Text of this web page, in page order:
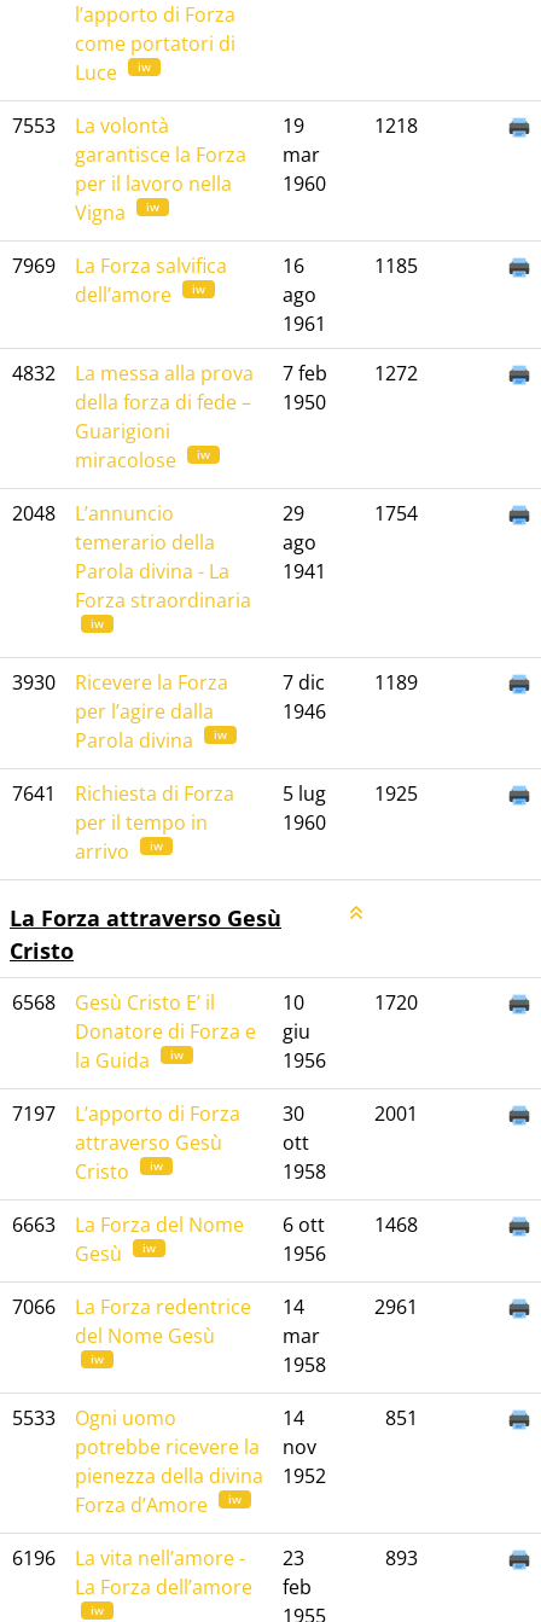
l’apporto di Forza
come portatori di
Luce
iw
7553
La volontà
garantisce la Forza
per il lavoro nella
Vigna
iw
19
mar
1960
1218
7969
La Forza salvifica
dell’amore
iw
16
ago
1961
1185
4832
La messa alla prova
della forza di fede –
Guarigioni
miracolose
iw
7 feb
1950
1272
2048
L’annuncio
temerario della
Parola divina - La
Forza straordinaria
iw
29
ago
1941
1754
3930
Ricevere la Forza
per l’agire dalla
Parola divina
iw
7 dic
1946
1189
7641
Richiesta di Forza
per il tempo in
arrivo
iw
5 lug
1960
1925
La Forza attraverso Gesù
Cristo
6568
Gesù Cristo E’ il
Donatore di Forza e
la Guida
iw
10
giu
1956
1720
7197
L’apporto di Forza
attraverso Gesù
Cristo
iw
30
ott
1958
2001
6663
La Forza del Nome
Gesù
iw
6 ott
1956
1468
7066
La Forza redentrice
del Nome Gesù
iw
14
mar
1958
2961
5533
Ogni uomo
potrebbe ricevere la
pienezza della divina
Forza d’Amore
iw
14
nov
1952
851
6196
La vita nell’amore -
La Forza dell’amore
iw
23
feb
1955
893